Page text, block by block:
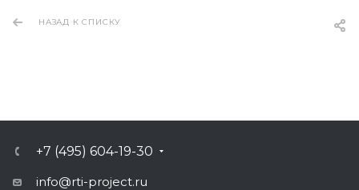
НАЗАД К СПИСКУ
+7 (495) 604-19-30
info@rti-project.ru